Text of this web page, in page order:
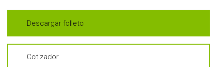
Descargar folleto
Cotizador